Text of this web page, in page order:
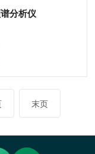
分析仪
末页